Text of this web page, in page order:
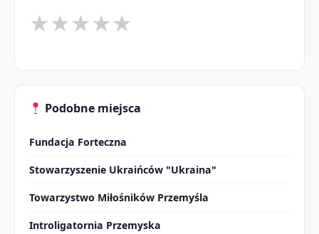
★★★★★
Podobne miejsca
Fundacja Forteczna
Stowarzyszenie Ukraińców "Ukraina"
Towarzystwo Miłośników Przemyśla
Introligatornia Przemyska